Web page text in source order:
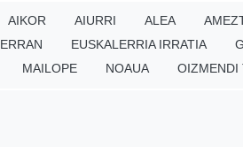
AIKOR AIURRI ALEA
ERRAN EUSKALERRIA IRRATIA
MAILOPE NOAUA OIZMENDI